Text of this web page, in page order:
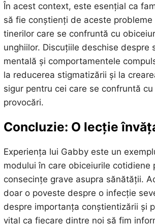
În acest context, este esențial ca
să fie conștienți de aceste probleme
tinerilor care se confruntă cu
unghiilor. Discuțiile deschise despre
mentală și comportamentele
la reducerea stigmatizării și la
sigur pentru cei care se confruntă
provocări.
Concluzie: O lecție
Experiența lui Gabby este un
modului în care obiceiurile cotidiene
consecințe grave asupra sănătății.
doar o poveste despre o infecție
despre importanța conștientizării și
vital ca fiecare dintre noi să fim